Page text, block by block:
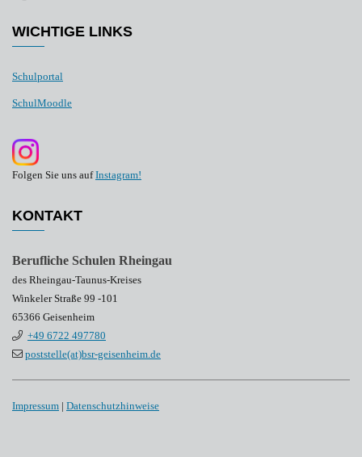
WICHTIGE LINKS
Schulportal
SchulMoodle
Folgen Sie uns aufInstagram!
KONTAKT
Berufliche Schulen Rheingau
des Rheingau-Taunus-Kreises
Winkeler Straße 99 -101
65366 Geisenheim
+49 6722 497780
poststelle(at)bsr-geisenheim.de
Impressum | Datenschutzhinweise